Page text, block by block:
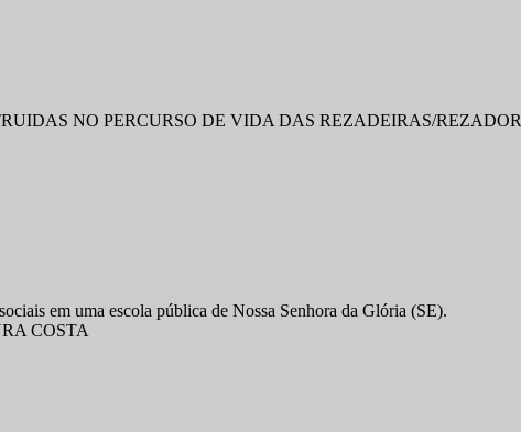
NO PERCURSO DE VIDA DAS REZADEIRAS/REZADOR
em uma escola pública de Nossa Senhora da Glória (SE).
COSTA